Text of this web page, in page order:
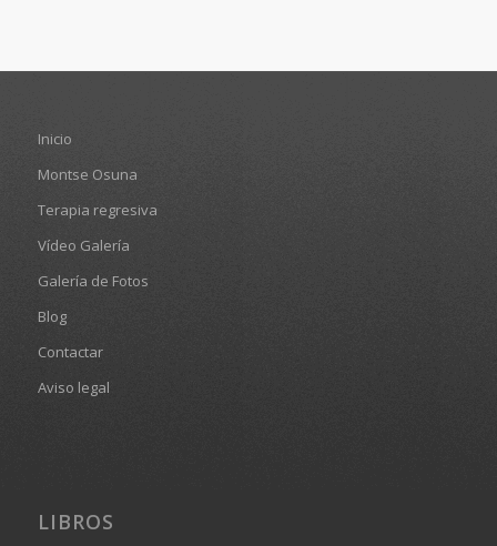
Inicio
Montse Osuna
Terapia regresiva
Vídeo Galería
Galería de Fotos
Blog
Contactar
Aviso legal
LIBROS